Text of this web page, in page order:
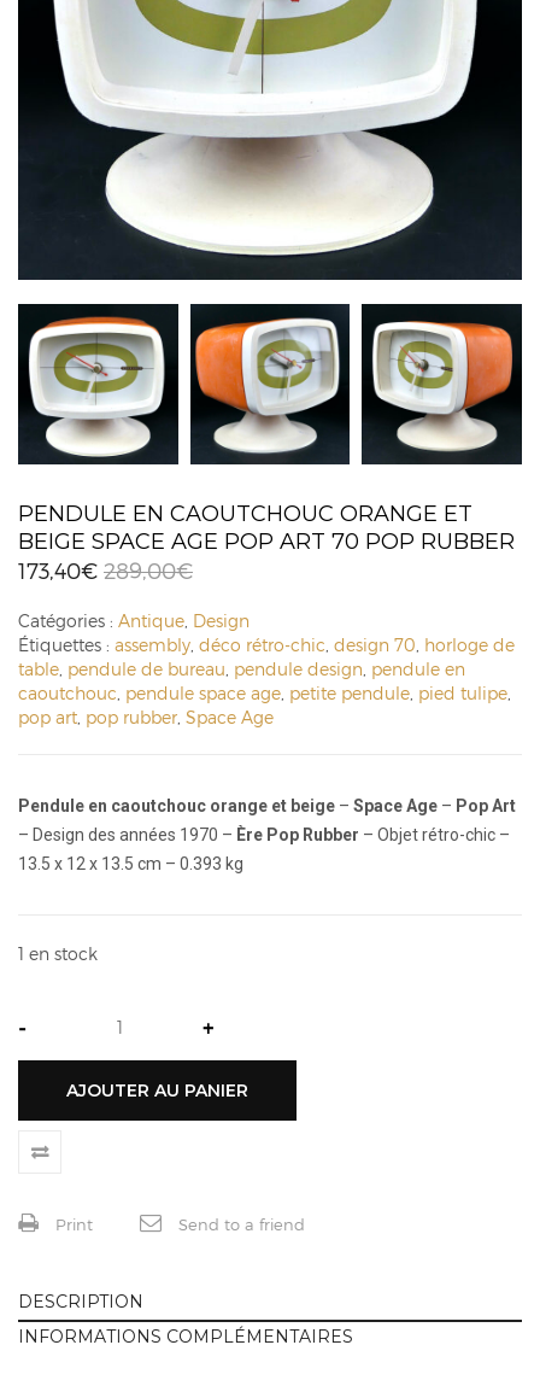
PENDULE EN CAOUTCHOUC ORANGE ET
BEIGE SPACE AGE POP ART 70 POP RUBBER
289,00€
173,40€
Catégories : Antique Design
Étiquettes : assembly déco rétro-chic design 70 horloge de
table pendule de bureau pendule design pendule en
caoutchouc pendule space age petite pendule pied tulipe
pop art pop rubber Space Age
Pendule en caoutchouc orange et beige – Space Age – Pop Art
– Design des années 1970 – Ère Pop Rubber – Objet rétro-chic –
13.5 x 12 x 13.5 cm – 0.393 kg
1 en stock
- +
AJOUTER AU PANIER
Print Send to a friend
DESCRIPTION
INFORMATIONS COMPLÉMENTAIRES